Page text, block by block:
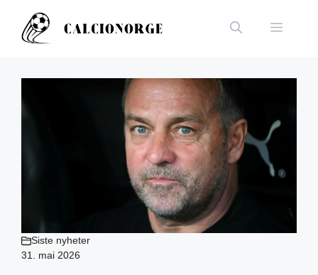
innhold
Meny
Siste nyheter
31. mai 2026